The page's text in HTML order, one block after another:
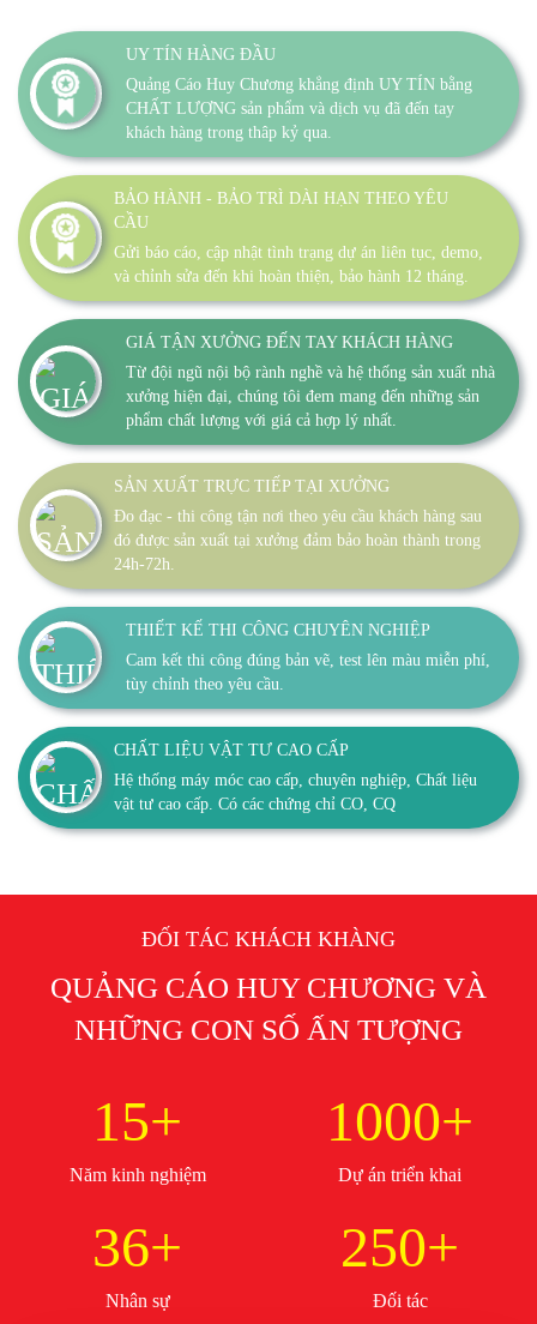
UY TÍN HÀNG ĐẦU
Quảng Cáo Huy Chương khẳng định UY TÍN bằng
CHẤT LƯỢNG sản phẩm và dịch vụ đã đến tay
khách hàng trong thâp kỷ qua.
BẢO HÀNH - BẢO TRÌ DÀI HẠN THEO YÊU
CẦU
Gửi báo cáo, cập nhật tình trạng dự án liên tục, demo,
và chỉnh sửa đến khi hoàn thiện, bảo hành 12 tháng.
GIÁ TẬN XƯỞNG ĐẾN TAY KHÁCH HÀNG
Từ đội ngũ nội bộ rành nghề và hệ thống sản xuất nhà
xưởng hiện đại, chúng tôi đem mang đến những sản
phẩm chất lượng với giá cả hợp lý nhất.
SẢN XUẤT TRỰC TIẾP TẠI XƯỞNG
Đo đạc - thi công tận nơi theo yêu cầu khách hàng sau
đó được sản xuất tại xưởng đảm bảo hoàn thành trong
24h-72h.
THIẾT KẾ THI CÔNG CHUYÊN NGHIỆP
Cam kết thi công đúng bản vẽ, test lên màu miễn phí,
tùy chỉnh theo yêu cầu.
CHẤT LIỆU VẬT TƯ CAO CẤP
Hệ thống máy móc cao cấp, chuyên nghiệp, Chất liệu
vật tư cao cấp. Có các chứng chỉ CO, CQ
ĐỐI TÁC KHÁCH KHÀNG
QUẢNG CÁO HUY CHƯƠNG VÀ
NHỮNG CON SỐ ẤN TƯỢNG
15+
Năm kinh nghiệm
1000+
Dự án triển khai
36+
Nhân sự
250+
Đối tác